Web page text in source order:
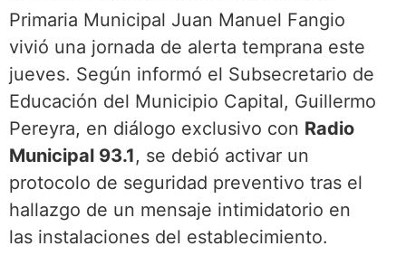
Primaria Municipal Juan Manuel Fangio
vivió una jornada de alerta temprana este
jueves. Según informó el Subsecretario de
Educación del Municipio Capital, Guillermo
Pereyra, en diálogo exclusivo con Radio
Municipal 93.1, se debió activar un
protocolo de seguridad preventivo tras el
hallazgo de un mensaje intimidatorio en
las instalaciones del establecimiento.